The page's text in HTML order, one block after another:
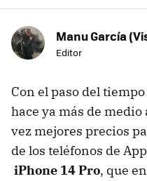
Manu García
Editor
Con el paso del
hace ya más de
vez mejores precios
de los teléfonos de
iPhone 14 Pro, que